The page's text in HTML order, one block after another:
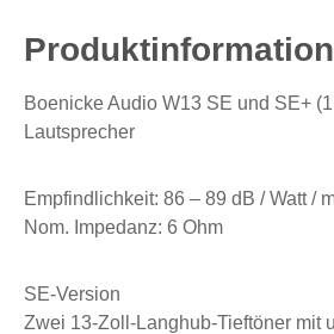
Boenicke Audio W13 SE und SE+
Lautsprecher
Empfindlichkeit: 86 – 89 dB / Watt /
Nom. Impedanz: 6 Ohm
SE-Version
Zwei 13-Zoll-Langhub-Tieftöner mit